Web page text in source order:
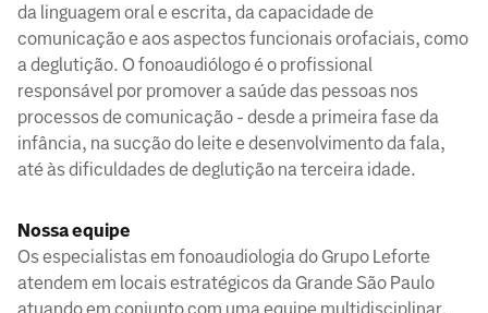
da linguagem oral e escrita, da capacidade de
comunicação e aos aspectos funcionais orofaciais, como
a deglutição. O fonoaudiólogo é o profissional
responsável por promover a saúde das pessoas nos
processos de comunicação - desde a primeira fase da
infância, na sucção do leite e desenvolvimento da fala,
até às dificuldades de deglutição na terceira idade.
Nossa equipe
Os especialistas em fonoaudiologia do Grupo Leforte
atendem em locais estratégicos da Grande São Paulo